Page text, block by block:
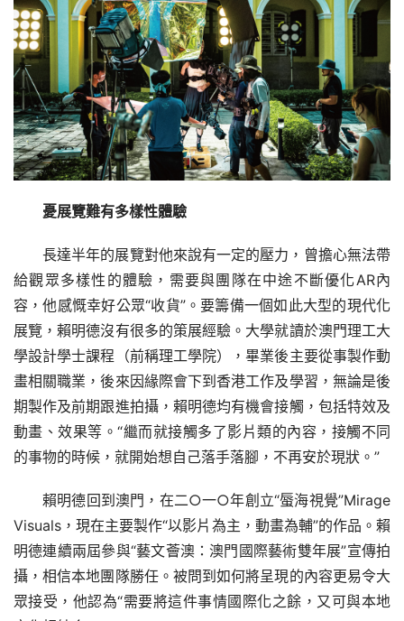
憂展覽難有多樣性體驗
長達半年的展覽對他來說有一定的壓力，曾擔心無法帶
給觀眾多樣性的體驗，需要與團隊在中途不斷優化AR內
容，他感慨幸好公眾“收貨”。要籌備一個如此大型的現代化
展覽，賴明德沒有很多的策展經驗。大學就讀於澳門理工大
學設計學士課程（前稱理工學院），畢業後主要從事製作動
畫相關職業，後來因緣際會下到香港工作及學習，無論是後
期製作及前期跟進拍攝，賴明德均有機會接觸，包括特效及
動畫、效果等。“繼而就接觸多了影片類的內容，接觸不同
的事物的時候，就開始想自己落手落腳，不再安於現狀。”
賴明德回到澳門，在二○一○年創立“蜃海視覺”Mirage
Visuals，現在主要製作“以影片為主，動畫為輔”的作品。賴
明德連續兩屆參與“藝文薈澳：澳門國際藝術雙年展”宣傳拍
攝，相信本地團隊勝任。被問到如何將呈現的內容更易令大
眾接受，他認為“需要將這件事情國際化之餘，又可與本地